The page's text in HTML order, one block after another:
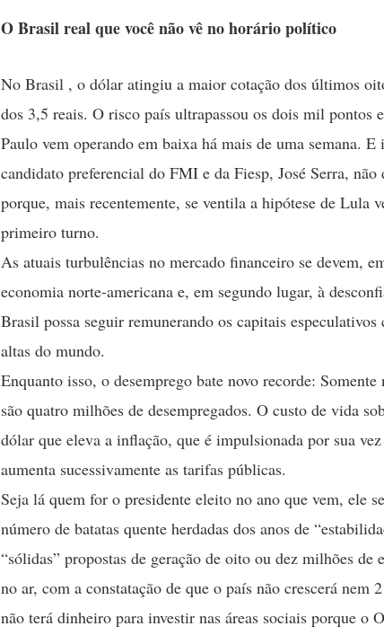
O Brasil real que você não vê no horário político
No Brasil , o dólar atingiu a maior cotação dos últimos
dos 3,5 reais. O risco país ultrapassou os dois mil pontos
Paulo vem operando em baixa há mais de uma semana. E
candidato preferencial do FMI e da Fiesp, José Serra, não
porque, mais recentemente, se ventila a hipótese de Lula
primeiro turno.
As atuais turbulências no mercado financeiro se devem,
economia norte-americana e, em segundo lugar, à
Brasil possa seguir remunerando os capitais
altas do mundo.
Enquanto isso, o desemprego bate novo recorde:
são quatro milhões de desempregados. O custo de vida
dólar que eleva a inflação, que é impulsionada por sua
aumenta sucessivamente as tarifas públicas.
Seja lá quem for o presidente eleito no ano que vem, ele
número de batatas quente herdadas dos anos de
“sólidas” propostas de geração de oito ou dez milhões de
no ar, com a constatação de que o país não crescerá nem
não terá dinheiro para investir nas áreas sociais porque o